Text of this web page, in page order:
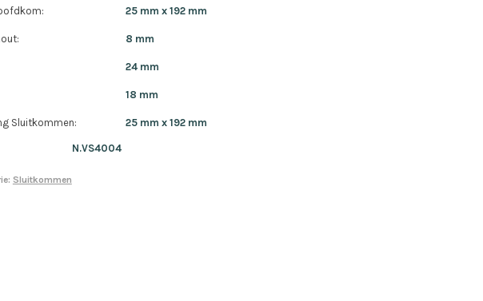
25 mm x 192 mm
8 mm
24 mm
18 mm
Sluitkommen: 25 mm x 192 mm
N.VS4004
Sluitkommen